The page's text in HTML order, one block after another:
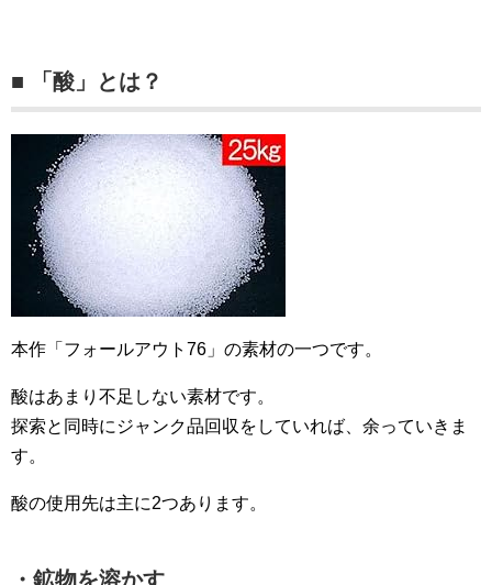
■ 「酸」とは？
本作「フォールアウト76」の素材の一つです。
酸はあまり不足しない素材です。
探索と同時にジャンク品回収をしていれば、余っていきま
す。
酸の使用先は主に2つあります。
・鉱物を溶かす